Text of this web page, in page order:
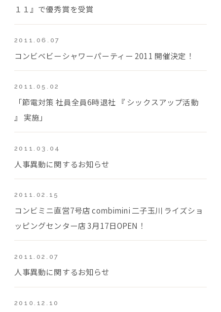
１１』で優秀賞を受賞
2011.06.07
コンビベビーシャワーパーティー 2011 開催決定！
2011.05.02
「節電対策 社員全員6時退社 『 シックスアップ活動
』 実施」
2011.03.04
人事異動に関するお知らせ
2011.02.15
コンビミニ直営7号店 combimini 二子玉川ライズショ
ッピングセンター店 3月17日OPEN！
2011.02.07
人事異動に関するお知らせ
2010.12.10